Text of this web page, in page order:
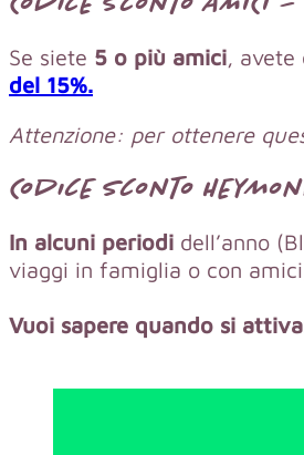
Se siete 5 o più amici,
del 15%.
Attenzione: per ottenere
Codice sconto
In alcuni periodi dell’anno
viaggi in famiglia o con
Vuoi sapere quando si